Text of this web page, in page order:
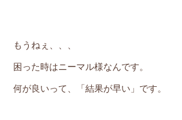
もうねぇ、、、
困った時はニーマル様なんです。
何が良いって、「結果が早い」です。